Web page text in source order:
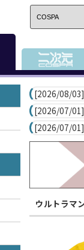
[2026/08/03]
[2026/07/01]
[2026/07/01]
ウルトラマ